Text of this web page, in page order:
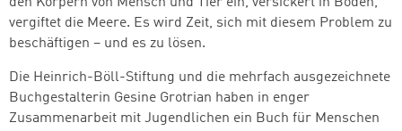
vergiftet die Meere. Es wird Zeit, sich mit diesem Problem zu
beschäftigen – und es zu lösen.
Die Heinrich-Böll-Stiftung und die mehrfach ausgezeichnete
Buchgestalterin Gesine Grotrian haben in enger
Zusammenarbeit mit Jugendlichen ein Buch für Menschen